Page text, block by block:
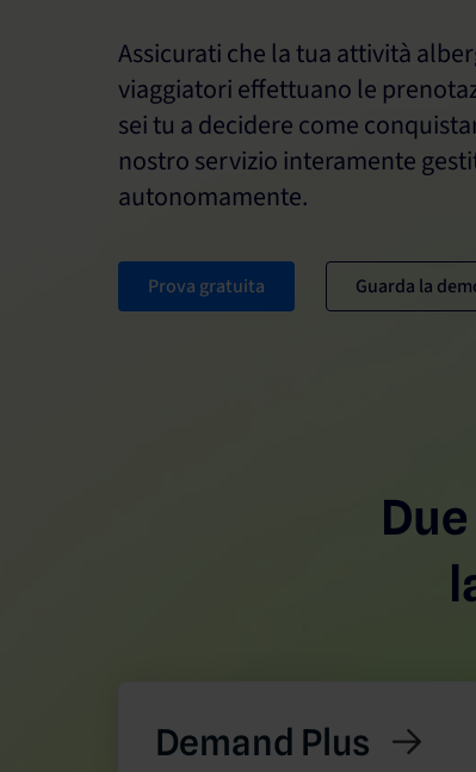
Assicurati che la tua attività
viaggiatori effettuano le
sei tu a decidere come
nostro servizio interamente
autonomamente.
Prova gratuita Guarda la
Demand Plus